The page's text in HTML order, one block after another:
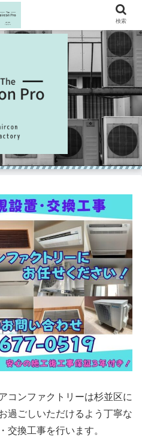
コンファクトリーは杉並区に
過ごしいただけるよう丁寧な
交換工事を行います。
検索